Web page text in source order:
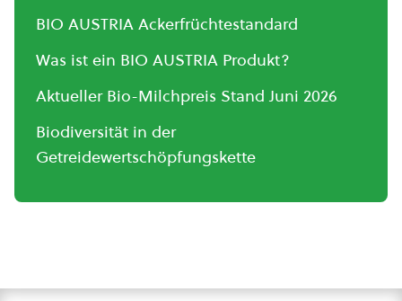
BIO AUSTRIA Ackerfrüchtestandard
Was ist ein BIO AUSTRIA Produkt?
Aktueller Bio-Milchpreis Stand Juni 2026
Biodiversität in der
Getreidewertschöpfungskette